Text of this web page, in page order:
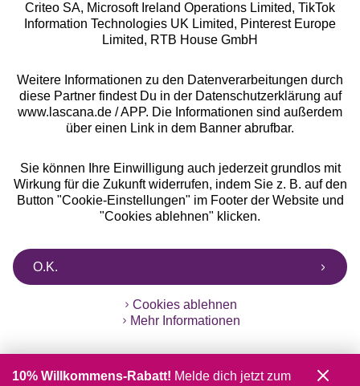
Alle Preise inkl. MwSt., zzgl.
Versandkosten
** Bonität vorausgesetzt, berechtigt zur Bonitätsprüfung
Criteo SA, Microsoft Ireland Operations Limited, TikTok
Information Technologies UK Limited, Pinterest Europe
Limited, RTB House GmbH
Weitere Informationen zu den Datenverarbeitungen durch
diese Partner findest Du in der Datenschutzerklärung auf
www.lascana.de / APP. Die Informationen sind außerdem
über einen Link in dem Banner abrufbar.
Sie können Ihre Einwilligung auch jederzeit grundlos mit
Wirkung für die Zukunft widerrufen, indem Sie z. B. auf den
Button "Cookie-Einstellungen" im Footer der Website und
"Cookies ablehnen" klicken.
O.K.
Cookies ablehnen
Mehr Informationen
10% Willkommens-Rabatt! Melde dich jetzt zum